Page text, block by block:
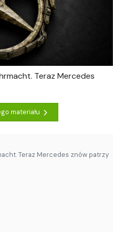
Teraz Mercedes
materiału
Teraz Mercedes znów patrzy